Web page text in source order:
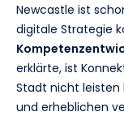
Newcastle ist
digitale Strategie
erklärte, ist
Stadt nicht leisten
und erheblichen